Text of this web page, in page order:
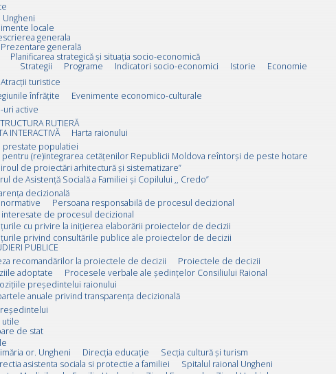
Ungheni
locale
generala
Prezentare generală
Planificarea strategică și situația socio-economică
Strategii
Programe Indicatori socio-economici Istorie
Economie
Atracții turistice
înfrățite
Evenimente economico-culturale
uri active
RUTIERĂ
INTERACTIVĂ
Harta raionului
prestate populatiei
pentru (re)integrarea cetățenilor Republicii Moldova reîntorși de peste hotare
de proiectări arhitectură și sistematizare”
de Asistență Socială a Familiei și Copilului ,, Credo”
decizională
Persoana responsabilă de procesul decizional
interesate de procesul decizional
cu privire la inițierea elaborării proiectelor de decizii
privind consultările publice ale proiectelor de decizii
PUBLICE
recomandărilor la proiectele de decizii
Proiectele de decizii
adoptate
Procesele verbale ale ședințelor Consiliului Raional
președintelui raionului
anuale privind transparența decizională
utile
de stat
or. Ungheni
Direcția educație
Secția cultură și turism
asistenta sociala si protectie a familiei
Spitalul raional Ungheni